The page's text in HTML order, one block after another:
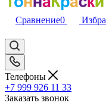
Сравнение0
Телефоны
+7 999 926 11 33
Заказать звонок